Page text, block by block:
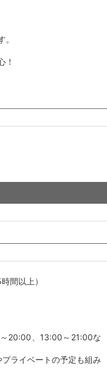
！
間以上）
20:00、13:00～21:00な
ライベートの予定も組み